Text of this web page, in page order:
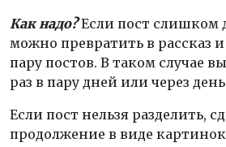
Как надо?Если пост слишком
можно превратить в рассказ и
пару постов. В таком случае
раз в пару дней или через
Если пост нельзя разделить,
продолжение в виде